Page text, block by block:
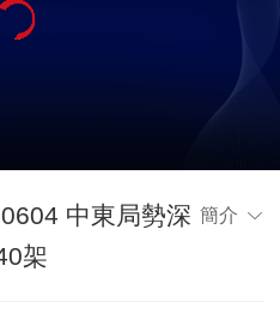
中東局勢深
架
簡介